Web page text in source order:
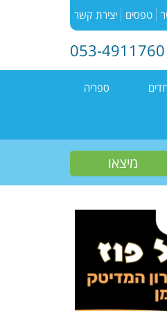
טפסים יצירת קשר
053-4911760
ספריה
קטלוג הספריה
הזמנת ספרים
יוצרים מקומיים
"מילה במקום"